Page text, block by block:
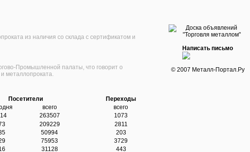
из наличия со склада с сертификатом и
Промышленной палаты, что говорит о
металлопроката.
Посетители
Переходы
всего_
всего
263507
1073
209229
2811
50994
203
75953
3729
31128 443
Написать письмо
© 2007 Металл-Портал.Ру